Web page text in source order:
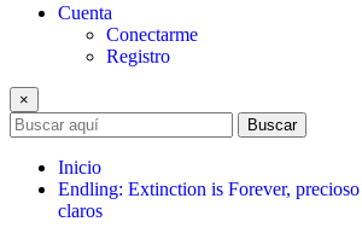
Cuenta
Conectarme
Registro
×
Buscar
Inicio
Endling: Extinction is Forever,
claros